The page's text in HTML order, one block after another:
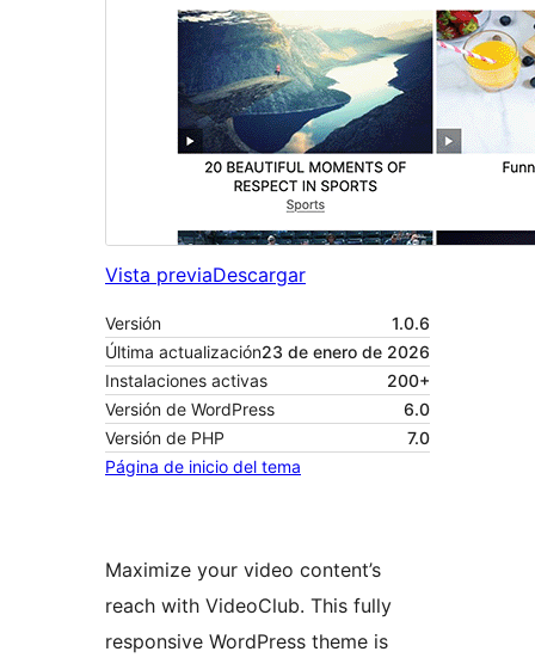
Vista previaDescargar
Versión
1.0.6
Última actualización23 de enero de 2026
Instalaciones activas
200+
Versión de WordPress
6.0
Versión de PHP
7.0
Página de inicio del tema
Maximize your video content’s
reach with VideoClub. This fully
responsive WordPress theme is